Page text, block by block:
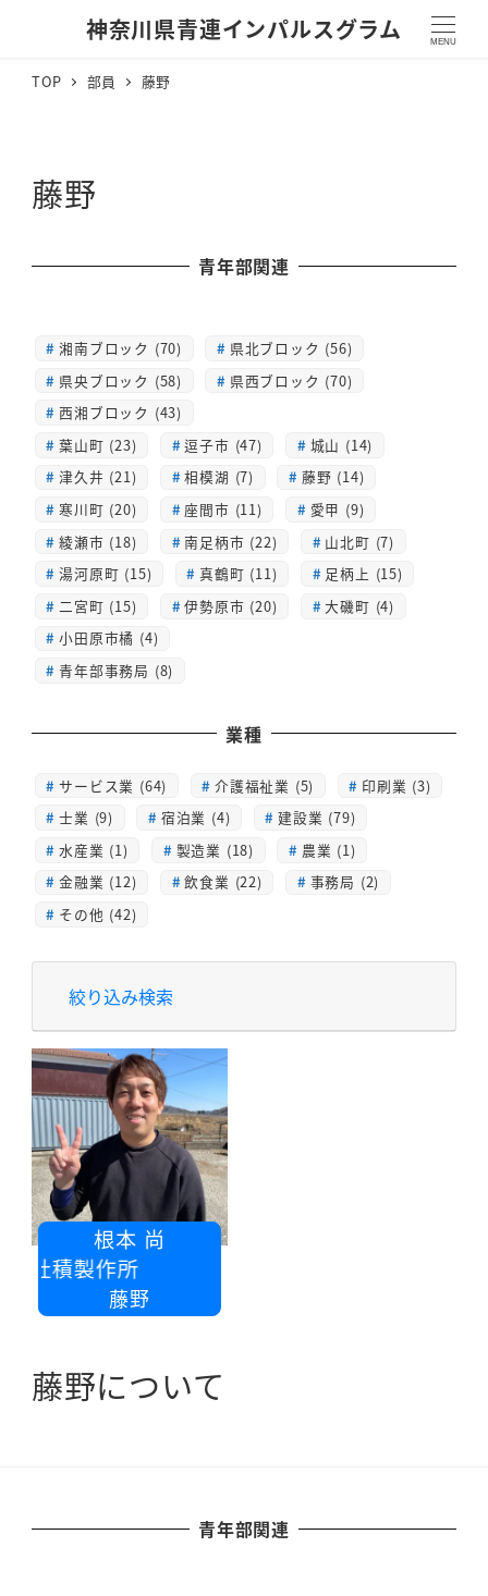
神奈川県青連インパルスグラム MENU
TOP 部員 藤野
藤野
青年部関連
湘南ブロック (70)
県北ブロック (56)
県央ブロック (58)
県西ブロック (70)
西湘ブロック (43)
葉山町 (23)
逗子市 (47)
城山 (14)
津久井 (21)
相模湖 (7)
藤野 (14)
寒川町 (20)
座間市 (11)
愛甲 (9)
綾瀬市 (18)
南足柄市 (22)
山北町 (7)
湯河原町 (15)
真鶴町 (11)
足柄上 (15)
二宮町 (15)
伊勢原市 (20)
大磯町 (4)
小田原市橘 (4)
青年部事務局 (8)
業種
サービス業 (64) 介護福祉業 (5)
印刷業 (3)
士業 (9)
宿泊業 (4)
建設業 (79)
水産業 (1)
製造業 (18)
農業 (1)
金融業 (12)
飲食業 (22)
事務局 (2)
その他 (42)
絞り込み検索
根本 尚
社積製作所
藤野
藤野について
青年部関連